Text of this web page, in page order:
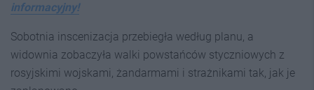
informacyjny!
Sobotnia inscenizacja przebiegła według planu, a
widownia zobaczyła walki powstańców styczniowych z
rosyjskimi wojskami, żandarmami i strażnikami tak, jak je